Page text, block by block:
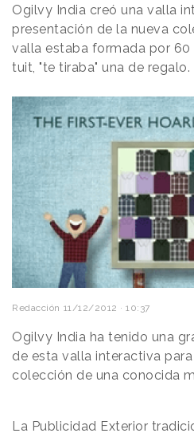
Ogilvy India creó una valla
presentación de la nueva
valla estaba formada por 60
tuit, "te tiraba" una de regalo.
Redacción 11/12/2012 · 10:37
Ogilvy India ha tenido una
de esta valla interactiva
colección de una conocida
La Publicidad Exterior